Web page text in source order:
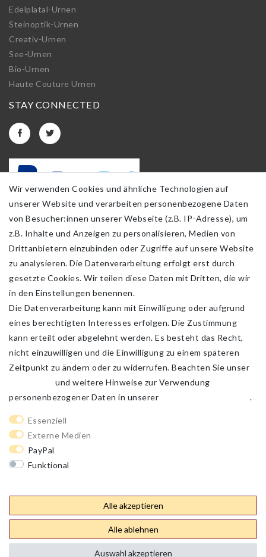
Edelplatal-Urnen
Steinoptik-Urnen
Creativ-Urnen
See-Urnen
Bio-Urnen
Haute Couture Urnen
STAY CONNECTED
Impressum
Kontakt
Wir verwenden Cookies und ähnliche Technologien auf
unserer Website und verarbeiten personenbezogene Daten
von Besucher:innen unserer Webseite (z.B. IP-Adresse), um
z.B. Inhalte und Anzeigen zu personalisieren, Medien von
Drittanbietern einzubinden oder Zugriffe auf unsere Website
zu analysieren. Die Datenverarbeitung erfolgt erst durch
gesetzte Cookies. Wir teilen diese Daten mit Dritten, die wir
in den Einstellungen benennen.
Die Datenverarbeitung kann mit Einwilligung oder aufgrund
eines berechtigten Interesses erfolgen. Die Zustimmung
kann erteilt oder abgelehnt werden. Es besteht das Recht,
nicht einzuwilligen und die Einwilligung zu einem späteren
Zeitpunkt zu ändern oder zu widerrufen. Beachten Sie unser
und weitere Hinweise zur Verwendung
personenbezogener Daten in unserer
.
Essenziell
Externe Medien
PayPal
Funktional
Alle akzeptieren
Alle ablehnen
Auswahl akzeptieren